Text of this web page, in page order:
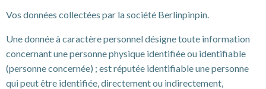
Vos données collectées par la société Berlinpinpin.
Une donnée à caractère personnel désigne toute information
concernant une personne physique identifiée ou identifiable
(personne concernée) ; est réputée identifiable une personne
qui peut être identifiée, directement ou indirectement,